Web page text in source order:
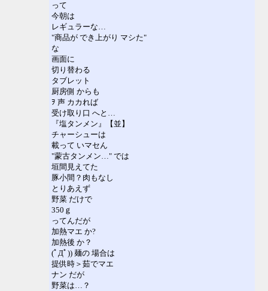
って
今朝は
レギュラーな…
"商品が でき上がり マシた"
な
画面に
切り替わる
タブレット
厨房側 からも
ｦ 声 カカれば
受け取り口 へと…
『塩タンメン』【並】
チャーシューは
載って いマセん
"蒙古タンメン…" では
垣間見えてた
豚小間？肉もなし
とりあえず
野菜 だけで
350ｇ
ってんだが
加熱マエ か?
加熱後 か？
(ﾟДﾟ)) 麺の 場合は
提供時＞茹でマエ
ナン だが
野菜は…？